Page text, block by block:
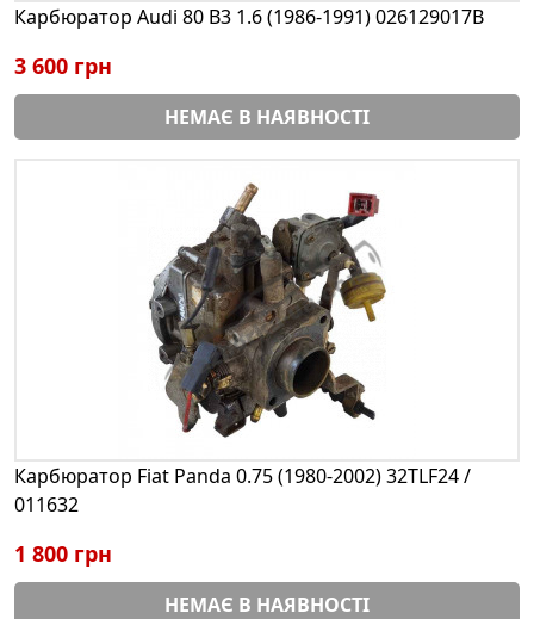
Карбюратор Audi 80 B3 1.6 (1986-1991) 026129017B
3 600 грн
НЕМАЄ В НАЯВНОСТІ
Карбюратор Fiat Panda 0.75 (1980-2002) 32TLF24 /
011632
1 800 грн
НЕМАЄ В НАЯВНОСТІ